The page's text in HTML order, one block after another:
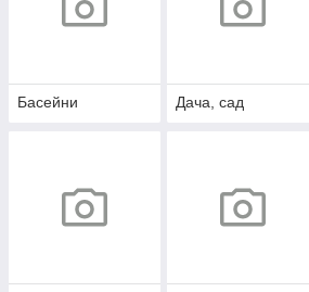
Басейни Дача, сад